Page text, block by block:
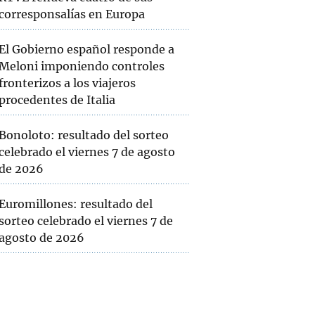
en Europa
Gobierno español responde a
imponiendo controles
a los viajeros
de Italia
resultado del sorteo
el viernes 7 de agosto
2026
resultado del
celebrado el viernes 7 de
de 2026